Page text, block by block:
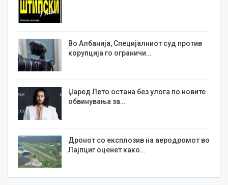
Во Албанија, Специјалниот суд против
корупција го ограничи…
Џаред Лето остана без улога по новите
обвинувања за…
Дронот со експлозив на аеродромот во
Лајпциг оценет како…